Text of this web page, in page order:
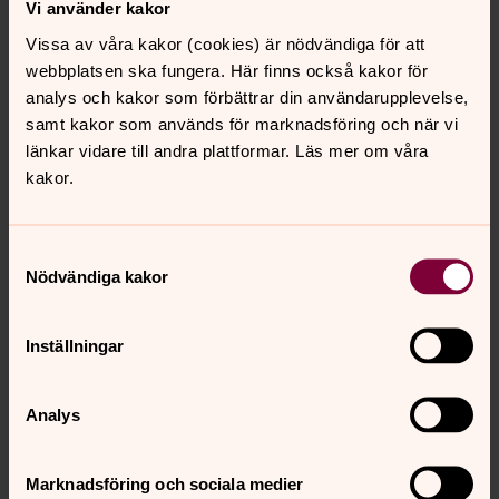
Vi använder kakor
Vissa av våra kakor (cookies) är nödvändiga för att
webbplatsen ska fungera. Här finns också kakor för
analys och kakor som förbättrar din användarupplevelse,
samt kakor som används för marknadsföring och när vi
länkar vidare till andra plattformar. Läs mer om våra
kakor.
Nödvändiga kakor
Inställningar
Analys
Marknadsföring och sociala medier
Att misslyckas är inte detsamma som att vara
misslyckad. Lätt att säga, men kan vara svårt att tro på.
En förnedrad, korsfäst och död Jesus kan ses som det
största misslyckandet av alla. Istället är det ett bevis på
att Gud inte är rädd för misslyckande, utan finns med
oss i mörka stunder.
system. Människan får jorden och samtidigt uppdraget
att ta ansvar för den. Lätt att beskriva, men bevisligen
svårt att följa. Och hur kan man som kristen se på
pengar? Är de roten till det onda eller möjliggörare?
Religionsdialog
möts och samtalar med varandra. Dialog innebär att